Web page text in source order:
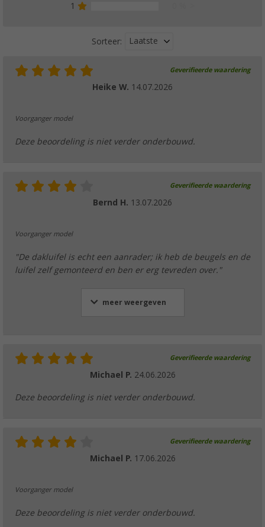
(23)
1
Sorteer: Laatste
Geverifieerde waardering
Heike W. 14.07.2026
Voorganger model
Deze beoordeling is niet verder onderbouwd.
Geverifieerde waardering
Bernd H. 13.07.2026
Voorganger model
"De dakluifel is echt een aanrader; ik heb de beugels en de
luifel zelf gemonteerd en ben er erg tevreden over."
meer weergeven
Geverifieerde waardering
Michael P. 24.06.2026
Deze beoordeling is niet verder onderbouwd.
Geverifieerde waardering
Michael P. 17.06.2026
Voorganger model
Deze beoordeling is niet verder onderbouwd.